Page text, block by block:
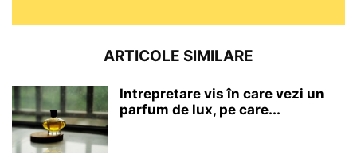
ARTICOLE SIMILARE
Intrepretare vis în care vezi un
parfum de lux, pe care...